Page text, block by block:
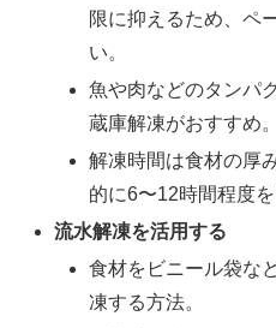
限に抑えるため、ペ
い。
魚や肉などのタンパ
蔵庫解凍がおすすめ。
解凍時間は食材の厚
的に6〜12時間程度を
流水解凍を活用する
食材をビニール袋な
凍する方法。